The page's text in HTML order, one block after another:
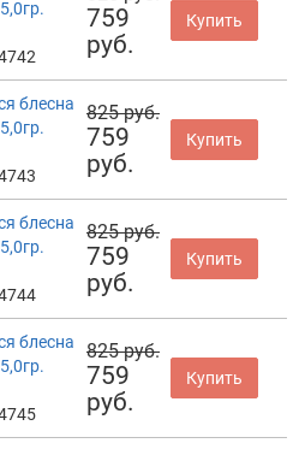
759
руб.
Купить
блесна
825 руб.
759
руб.
Купить
блесна
825 руб.
759
руб.
Купить
блесна
825 руб.
759
руб.
Купить